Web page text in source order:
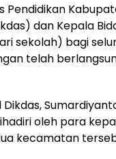
Pendidikan
dan Kepala
sekolah) bagi
telah
oleh para
kecamatan